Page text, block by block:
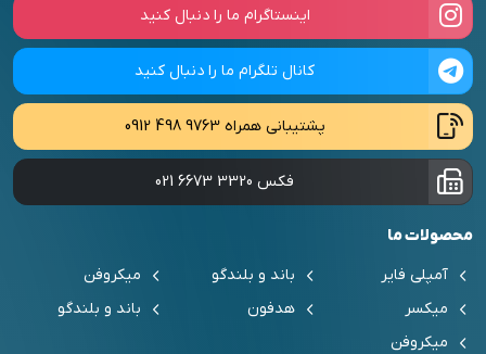
اینستاگرام ما را دنبال کنید
کانال تلگرام ما را دنبال کنید
پشتیبانی همراه0912 498 9763
فکس 021 6673 3320
محصولات ما
آمپلی فایر
باند و بلندگو
میکروفن
میکسر
هدفون
باند و بلندگو
میکروفن